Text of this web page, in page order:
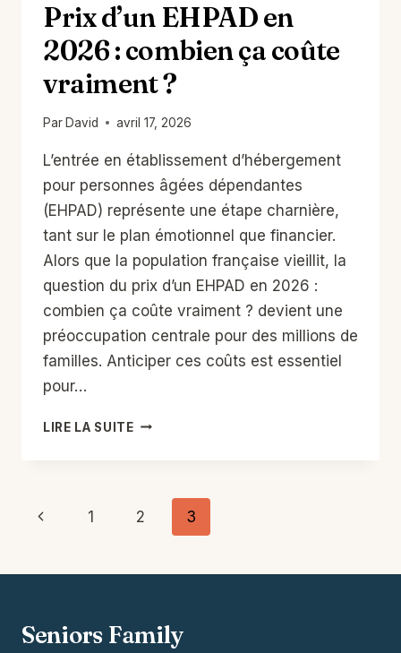
Prix d’un EHPAD en
2026 : combien ça coûte
vraiment ?
Par David avril 17, 2026
L’entrée en établissement d’hébergement
pour personnes âgées dépendantes
(EHPAD) représente une étape charnière,
tant sur le plan émotionnel que financier.
Alors que la population française vieillit, la
question du prix d’un EHPAD en 2026 :
combien ça coûte vraiment ? devient une
préoccupation centrale pour des millions de
familles. Anticiper ces coûts est essentiel
pour…
LIRE LA SUITEPRIX
:
Navigation
page
Page
1 2 3
Seniors Family